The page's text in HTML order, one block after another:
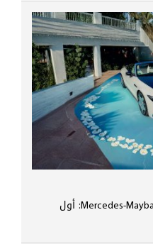
Mercedes-Maybach SL 680 Monogram Series: أول